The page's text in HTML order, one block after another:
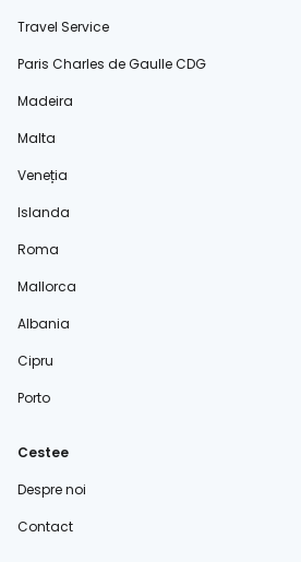
Travel Service
Paris Charles de Gaulle CDG
Madeira
Malta
Veneția
Islanda
Roma
Mallorca
Albania
Cipru
Porto
Cestee
Despre noi
Contact